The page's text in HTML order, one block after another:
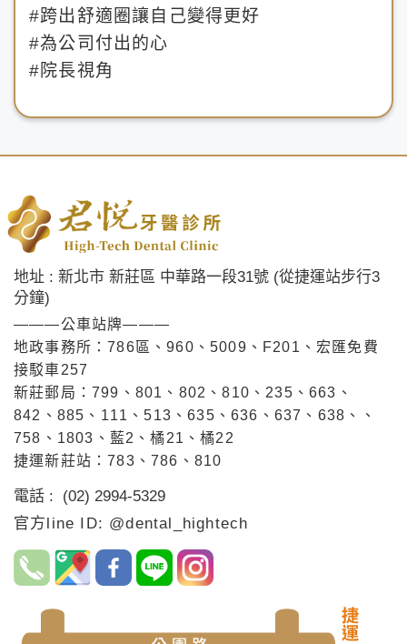
#跨出舒適圈讓自己變得更好
#為公司付出的心
#院長視角
地址 : 新北市 新莊區 中華路一段31號 (從捷運站步行3
分鐘)
———公車站牌———
地政事務所：786區、960、5009、F201、宏匯免費
接駁車257
新莊郵局：799、801、802、810、235、663、
842、885、111、513、635、636、637、638、、
758、1803、藍2、橘21、橘22
捷運新莊站：783、786、810
電話 : (02) 2994-5329
官方line ID: @dental_hightech